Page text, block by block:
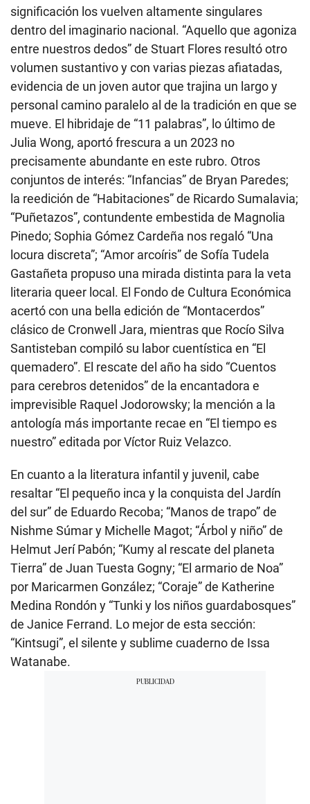
significación los vuelven altamente singulares
dentro del imaginario nacional. “Aquello que agoniza
entre nuestros dedos” de Stuart Flores resultó otro
volumen sustantivo y con varias piezas afiatadas,
evidencia de un joven autor que trajina un largo y
personal camino paralelo al de la tradición en que se
mueve. El hibridaje de “11 palabras”, lo último de
Julia Wong, aportó frescura a un 2023 no
precisamente abundante en este rubro. Otros
conjuntos de interés: “Infancias” de Bryan Paredes;
la reedición de “Habitaciones” de Ricardo Sumalavia;
“Puñetazos”, contundente embestida de Magnolia
Pinedo; Sophia Gómez Cardeña nos regaló “Una
locura discreta”; “Amor arcoíris” de Sofía Tudela
Gastañeta propuso una mirada distinta para la veta
literaria queer local. El Fondo de Cultura Económica
acertó con una bella edición de “Montacerdos”
clásico de Cronwell Jara, mientras que Rocío Silva
Santisteban compiló su labor cuentística en “El
quemadero”. El rescate del año ha sido “Cuentos
para cerebros detenidos” de la encantadora e
imprevisible Raquel Jodorowsky; la mención a la
antología más importante recae en “El tiempo es
nuestro” editada por Víctor Ruiz Velazco.
En cuanto a la literatura infantil y juvenil, cabe
resaltar “El pequeño inca y la conquista del Jardín
del sur” de Eduardo Recoba; “Manos de trapo” de
Nishme Súmar y Michelle Magot; “Árbol y niño” de
Helmut Jerí Pabón; “Kumy al rescate del planeta
Tierra” de Juan Tuesta Gogny; “El armario de Noa”
por Maricarmen González; “Coraje” de Katherine
Medina Rondón y “Tunki y los niños guardabosques”
de Janice Ferrand. Lo mejor de esta sección:
“Kintsugi”, el silente y sublime cuaderno de Issa
Watanabe.